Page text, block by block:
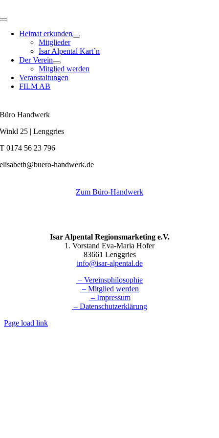
Inhalt
Toggle
NavigationHeimat erkunden
Mitglieder
Isar Alpental Kart´n
Der Verein
Mitglied werden
Veranstaltungen
FILM AB
Büro Handwerk
Winkl 25 | Lenggries
T 0174 56 23 796
elisabeth@buero-handwerk.de
Zum Büro-Handwerk
Isar Alpental Regionsmarketing e.V.
1. Vorstand Eva-Maria Hofer
83661 Lenggries
info@isar-alpental.de
– Vereinsphilosophie
– Mitglied werden
– Impressum
– Datenschutzerklärung
Page load link